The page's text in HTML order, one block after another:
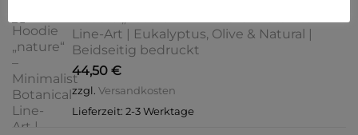
auf
der
Produktseite
gewählt
werden
können
auf
Line-Art | Eukalyptus, Olive & Natural |
Beidseitig bedruckt
44,50 €
zzgl. Versandkosten
Lieferzeit: 2-3 Werktage